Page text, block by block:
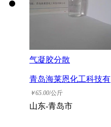
气凝胶分散
青岛海莱恩化工科技有
限公司
￥65.00/公斤
山东-青岛市